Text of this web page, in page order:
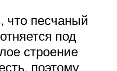
что песчаный
под
строение
поэтому